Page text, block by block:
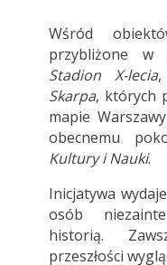
Wśród
przybliżone w
Stadion X-lecia,
Skarpa, których
mapie
obecnemu
Kultury i Nauki.
Inicjatywa
osób
historią.
przeszłości